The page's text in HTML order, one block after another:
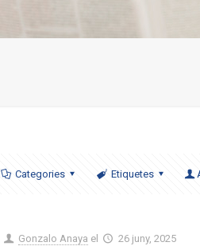
Categories Etiquetes
Gonzalo Anaya el 26 juny, 2025